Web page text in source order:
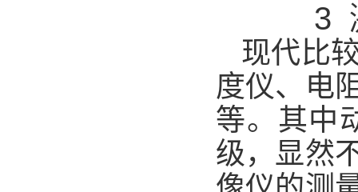
3
现代比
度仪、电
等。其中
级，显然